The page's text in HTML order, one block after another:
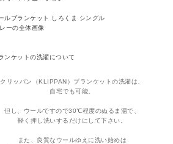
クリッパン（KLIPPAN）ブランケットの洗濯は、
自宅でも可能。
但し、ウールですので30℃程度のぬるま湯で、
軽く押し洗いするだけにして下さい。
また、良質なウールゆえに洗い始めは